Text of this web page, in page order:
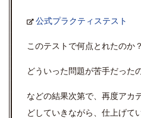
公式プラクティステスト
このテストで何点とれたのか？
どういった問題が苦手だった
などの結果次第で、再度アカ
どしていきながら、仕上げて